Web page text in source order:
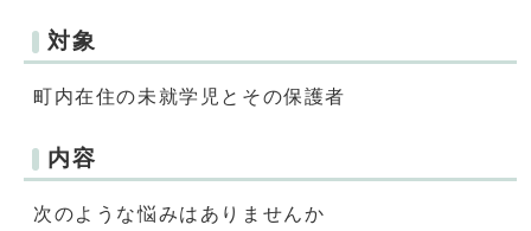
対象
町内在住の未就学児とその保護者
内容
次のような悩みはありませんか